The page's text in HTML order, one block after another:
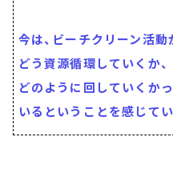
今は、ビーチクリーン活
どう資源循環していくか、
どのように回していくか
いるということを感じてい